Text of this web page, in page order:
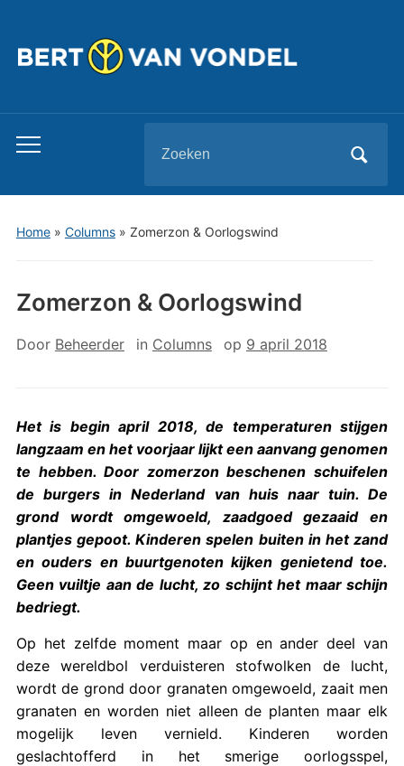
Toggle
menu
naar:
Home» Columns» Zomerzon & Oorlogswind
Zomerzon & Oorlogswind
Door Beheerder in Columns op 9 april 2018
Het is begin april 2018, de temperaturen stijgen
langzaam en het voorjaar lijkt een aanvang genomen
te hebben. Door zomerzon beschenen schuifelen
de burgers in Nederland van huis naar tuin. De
grond wordt omgewoeld, zaadgoed gezaaid en
plantjes gepoot. Kinderen spelen buiten in het zand
en ouders en buurtgenoten kijken genietend toe.
Geen vuiltje aan de lucht, zo schijnt het maar schijn
bedriegt.
Op het zelfde moment maar op en ander deel van
deze wereldbol verduisteren stofwolken de lucht,
wordt de grond door granaten omgewoeld, zaait men
granaten en worden niet alleen de planten maar elk
mogelijk leven vernield. Kinderen worden
geslachtofferd in het smerige oorlogsspel,